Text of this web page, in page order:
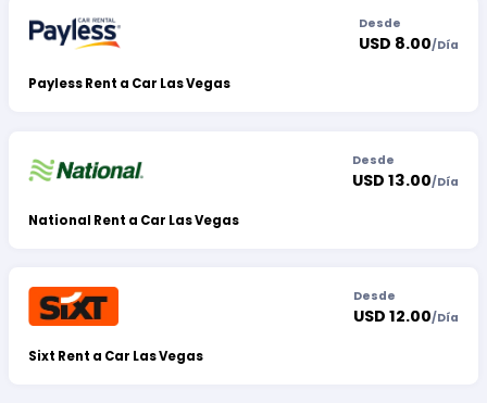
Payless Rent a Car Las Vegas
Desde
USD 8.00/Día
National Rent a Car Las Vegas
Desde
USD 13.00/Día
Sixt Rent a Car Las Vegas
Desde
USD 12.00/Día